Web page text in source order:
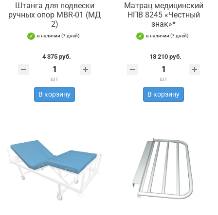
Штанга для подвески
ручных опор MBR-01 (МД
2)
в наличии (7 дней)
4 375 руб.
шт
В корзину
Матрац медицинский
НПВ 8245 «Честный
знак»*
в наличии (7 дней)
18 210 руб.
шт
В корзину